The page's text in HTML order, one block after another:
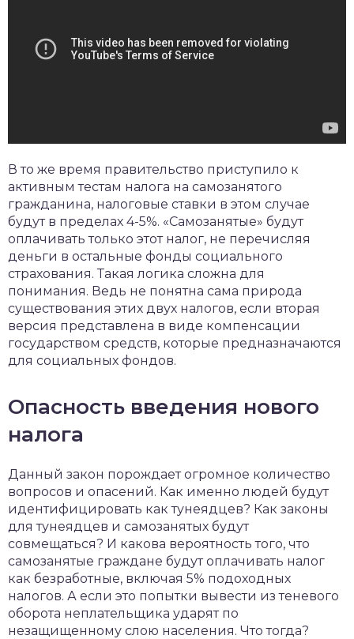
В то же время правительство приступило к
активным тестам налога на самозанятого
гражданина, налоговые ставки в этом случае
будут в пределах 4-5%. «Самозанятые» будут
оплачивать только этот налог, не перечисляя
деньги в остальные фонды социального
страхования. Такая логика сложна для
понимания. Ведь не понятна сама природа
существования этих двух налогов, если вторая
версия представлена в виде компенсации
государством средств, которые предназначаются
для социальных фондов.
Опасность введения нового
налога
Данный закон порождает огромное количество
вопросов и опасений. Как именно людей будут
идентифицировать как тунеядцев? Как законы
для тунеядцев и самозанятых будут
совмещаться? И какова вероятность того, что
самозанятые граждане будут оплачивать налог
как безработные, включая 5% подоходных
налогов. А если это попытки вывести из теневого
оборота неплательщика ударят по
незащищенному слою населения. Что тогда?